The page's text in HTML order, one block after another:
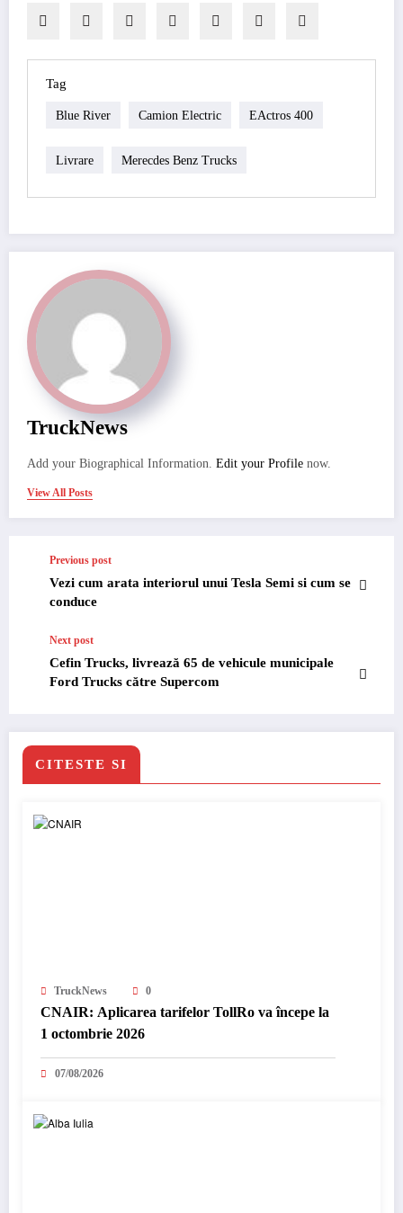
Tag
Blue River Camion Electric EActros 400
Livrare Merecdes Benz Trucks
TruckNews
Add your Biographical Information. Edit your Profile now.
View All Posts
Previous post
Vezi cum arata interiorul unui Tesla Semi si cum se
conduce
Next post
Cefin Trucks, livrează 65 de vehicule municipale
Ford Trucks către Supercom
CITESTE SI
TruckNews 0
CNAIR: Aplicarea tarifelor TollRo va începe la
1 octombrie 2026
07/08/2026